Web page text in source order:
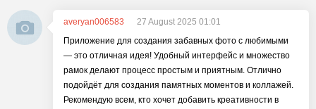
averyan006583
27 August 2025 01:01
Приложение для создания забавных фото с любимыми
— это отличная идея! Удобный интерфейс и множество
рамок делают процесс простым и приятным. Отлично
подойдёт для создания памятных моментов и коллажей.
Рекомендую всем, кто хочет добавить креативности в